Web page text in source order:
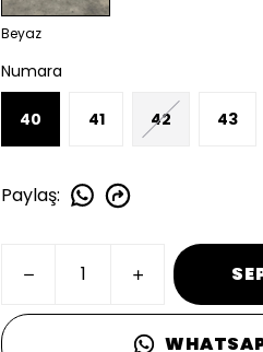
Beyaz
Numara
40 41 42 43
Paylaş: